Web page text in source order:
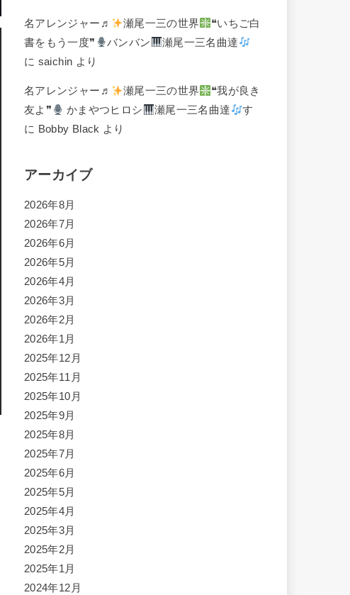
名アレンジャー♬ 瀬尾一三の世界
❝いちご白
書をもう一度❞
バンバン
瀬尾一三名曲達
に saichin より
名アレンジャー♬ 瀬尾一三の世界
❝我が良き
友よ❞
かまやつヒロシ 瀬尾一三名曲達
す
に Bobby Black より
アーカイブ
2026年8月
2026年7月
2026年6月
2026年5月
2026年4月
2026年3月
2026年2月
2026年1月
2025年12月
2025年11月
2025年10月
2025年9月
2025年8月
2025年7月
2025年6月
2025年5月
2025年4月
2025年3月
2025年2月
2025年1月
2024年12月